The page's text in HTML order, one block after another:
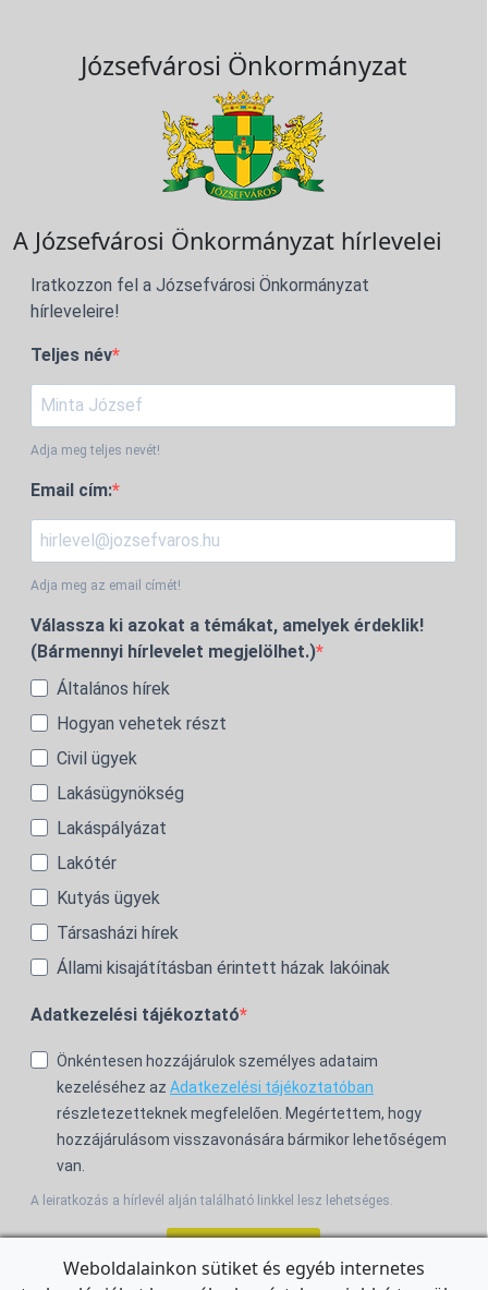
Józsefvárosi Önkormányzat
A Józsefvárosi Önkormányzat hírlevelei
Iratkozzon fel a Józsefvárosi Önkormányzat
hírleveleire!
Teljes név
Adja meg teljes nevét!
Email cím:
Adja meg az email címét!
Válassza ki azokat a témákat, amelyek érdeklik!
(Bármennyi hírlevelet megjelölhet.)
Általános hírek
Hogyan vehetek részt
Civil ügyek
Lakásügynökség
Lakáspályázat
Lakótér
Kutyás ügyek
Társasházi hírek
Állami kisajátításban érintett házak lakóinak
Adatkezelési tájékoztató
Önkéntesen hozzájárulok személyes adataim
kezeléséhez az Adatkezelési tájékoztatóban
részletezetteknek megfelelően. Megértettem, hogy
hozzájárulásom visszavonására bármikor lehetőségem
van.
A leiratkozás a hírlevél alján található linkkel lesz lehetséges.
Weboldalainkon sütiket és egyéb internetes